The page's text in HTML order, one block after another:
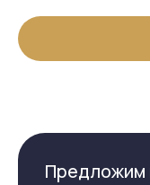
Предложим